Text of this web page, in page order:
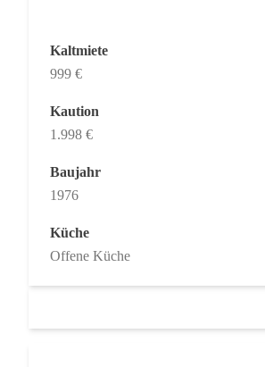
Kaltmiete
999 €
Kaution
1.998 €
Baujahr
1976
Küche
Offene Küche